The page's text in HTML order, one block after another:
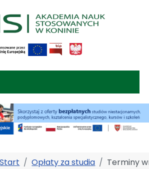
nauk
Start Opłaty za studia Terminy